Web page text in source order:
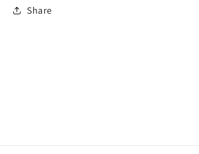
Share